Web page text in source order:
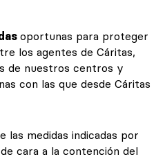
oportunas para proteger
los agentes de Cáritas,
de nuestros centros y
con las que desde Cáritas
medidas indicadas por
cara a la contención del